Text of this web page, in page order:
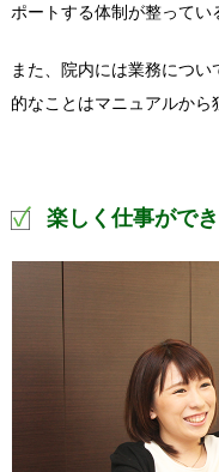
ポートする体制が整ってい
また、院内には業務につ
的なことはマニュアルから
楽しく仕事がで